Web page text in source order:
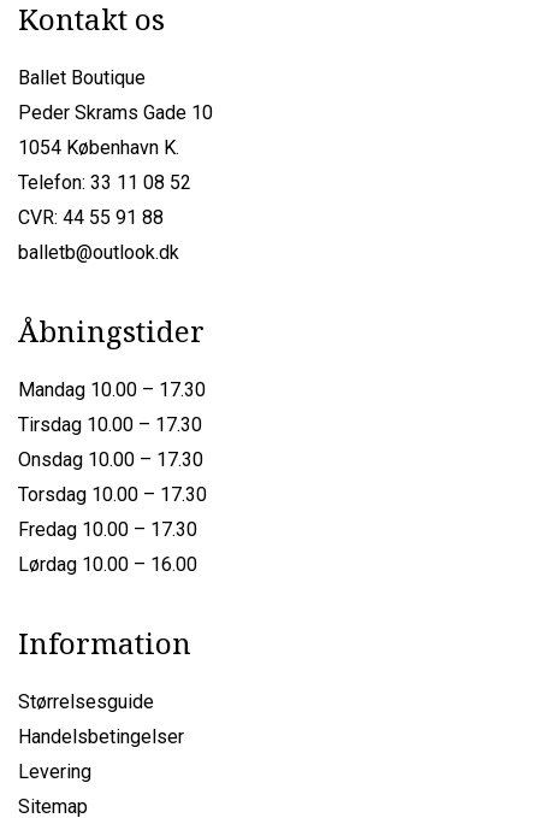
Kontakt os
Ballet Boutique
Peder Skrams Gade 10
1054 København K.
Telefon: 33 11 08 52
CVR: 44 55 91 88
balletb@outlook.dk
Åbningstider
Mandag 10.00 – 17.30
Tirsdag 10.00 – 17.30
Onsdag 10.00 – 17.30
Torsdag 10.00 – 17.30
Fredag 10.00 – 17.30
Lørdag 10.00 – 16.00
Information
Størrelsesguide
Handelsbetingelser
Levering
Sitemap